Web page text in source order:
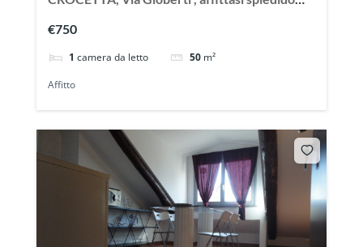
€750
1 camera da letto 50 m²
Affitto